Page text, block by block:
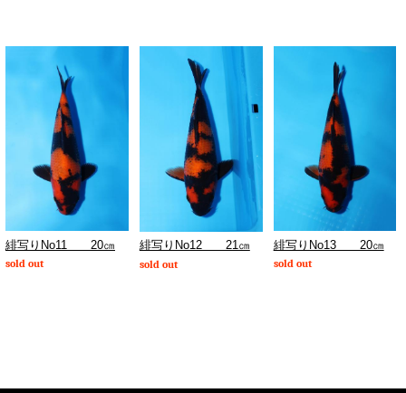
緋写りNo11 20㎝
sold out
緋写りNo12 21㎝
sold out
緋写りNo13 20㎝
sold out